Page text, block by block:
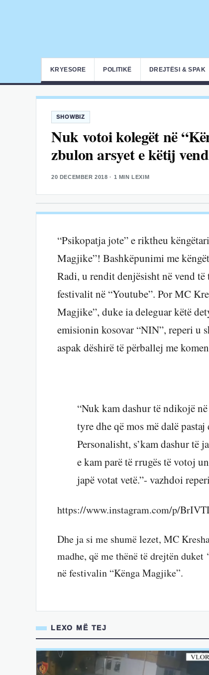
KRYESORE POLITIKË DREJTËSI & SPAK
SHOWBIZ
Nuk votoi kolegët në
zbulon arsyet e këtij
20 DECEMBER 2018 · 1 MIN LEXIM
“Psikopatja jote” e riktheu
Magjike”! Bashkëpunimi me
Radi, u rendit denjësisht në vend
festivalit në “Youtube”. Por MC
Magjike”, duke ia deleguar këtë
emisionin kosovar “NIN”, reperi u
aspak dëshirë të përballej me
“Nuk kam dashur të ndikojë
tyre dhe që mos më dalë
Personalisht, s’kam dashur të
e kam parë të rrugës të votoj
japë votat vetë.”- vazhdoi
https://www.instagram.com/p/
Dhe ja si me shumë lezet, MC
madhe, që me thënë të drejtën
në festivalin “Kënga Magjike”.
LEXO MË TEJ